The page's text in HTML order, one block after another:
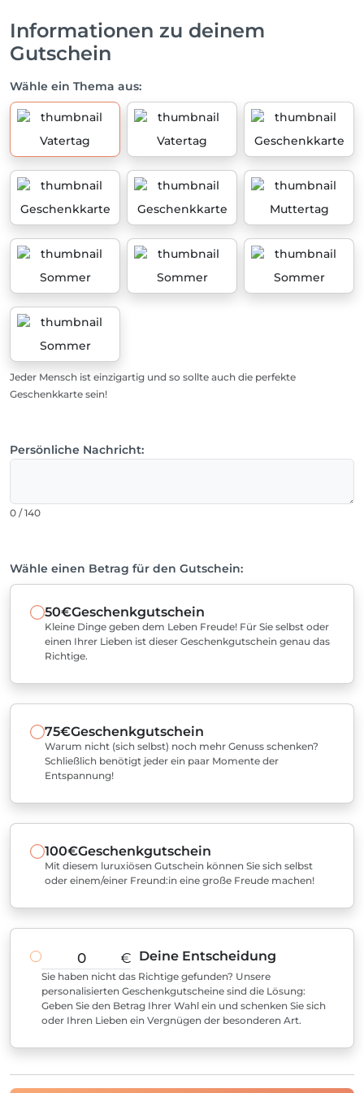
Informationen zu deinem
Gutschein
Wähle ein Thema aus:
Vatertag Vatertag Geschenkkarte
Geschenkkarte Geschenkkarte Muttertag
Sommer Sommer Sommer
Sommer
Jeder Mensch ist einzigartig und so sollte auch die perfekte
Geschenkkarte sein!
Persönliche Nachricht:
0 / 140
Wähle einen Betrag für den Gutschein:
50€Geschenkgutschein
Kleine Dinge geben dem Leben Freude! Für Sie selbst oder
einen Ihrer Lieben ist dieser Geschenkgutschein genau das
Richtige.
75€Geschenkgutschein
Warum nicht (sich selbst) noch mehr Genuss schenken?
Schließlich benötigt jeder ein paar Momente der
Entspannung!
100€Geschenkgutschein
Mit diesem luruxiösen Gutschein können Sie sich selbst
oder einem/einer Freund:in eine große Freude machen!
€ Deine Entscheidung
Sie haben nicht das Richtige gefunden? Unsere
personalisierten Geschenkgutscheine sind die Lösung:
Geben Sie den Betrag Ihrer Wahl ein und schenken Sie sich
oder Ihren Lieben ein Vergnügen der besonderen Art.